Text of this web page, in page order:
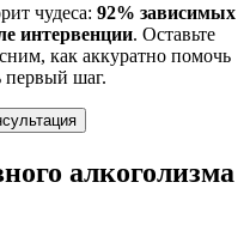
чудеса: 92% зависимых
интервенции. Оставьте
как аккуратно помочь
первый шаг.
алкоголизма